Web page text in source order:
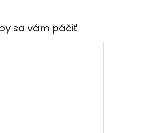
sa vám páčiť